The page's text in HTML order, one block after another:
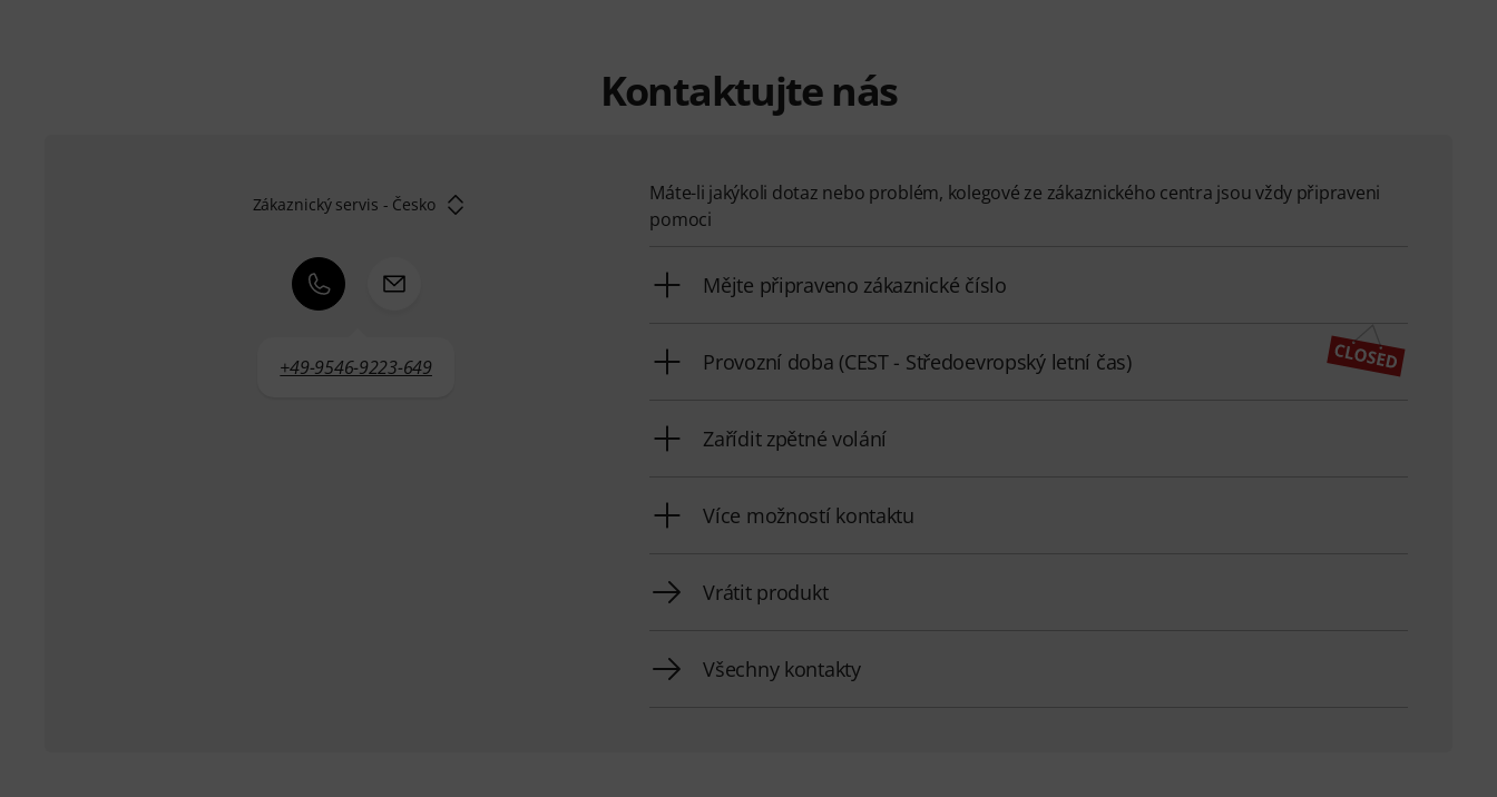
Kontaktujte nás
Zákaznický servis - Česko
+49-9546-9223-649
Máte-li jakýkoli dotaz nebo problém, kolegové ze zákaznického centra jsou vždy připraveni
pomoci
Mějte připraveno zákaznické číslo
Provozní doba (CEST - Středoevropský letní čas)
Zařídit zpětné volání
Více možností kontaktu
Vrátit produkt
Všechny kontakty